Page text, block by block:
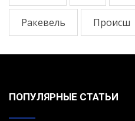
Ракевель Происш
ПОПУЛЯРНЫЕ СТАТЬИ